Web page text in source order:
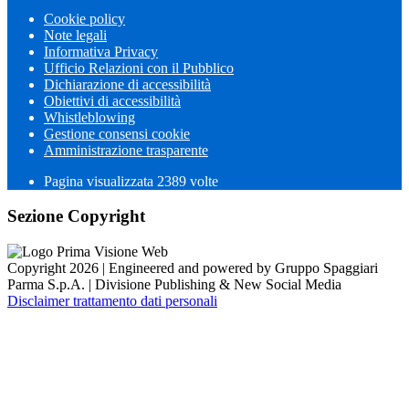
Cookie policy
Note legali
Informativa Privacy
Ufficio Relazioni con il Pubblico
Dichiarazione di accessibilità
Obiettivi di accessibilità
Whistleblowing
Gestione consensi cookie
Amministrazione trasparente
Pagina visualizzata 2389 volte
Sezione Copyright
Copyright 2026 | Engineered and powered by Gruppo Spaggiari
Parma S.p.A. | Divisione Publishing & New Social Media
Disclaimer trattamento dati personali